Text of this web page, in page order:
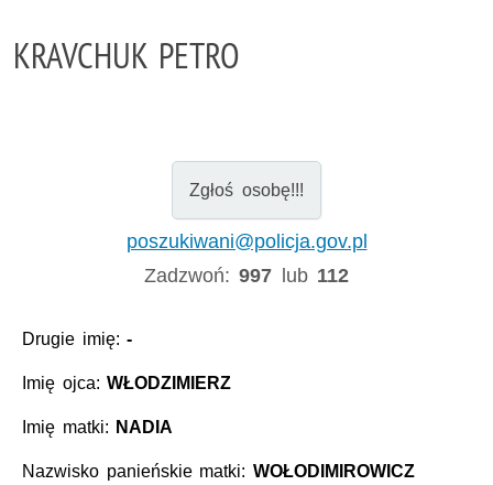
KRAVCHUK PETRO
Zgłoś osobę!!!
poszukiwani@policja.gov.pl
Zadzwoń:997 lub 112
Drugie imię:-
Imię ojca:WŁODZIMIERZ
Imię matki: NADIA
Nazwisko panieńskie matki: WOŁODIMIROWICZ